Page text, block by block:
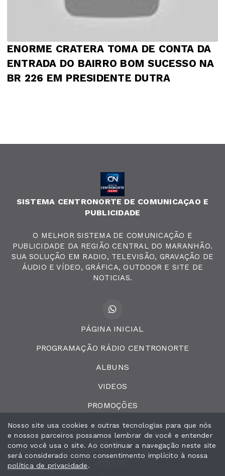
ENORME CRATERA TOMA DE CONTA DA
ENTRADA DO BAIRRO BOM SUCESSO NA
BR 226 EM PRESIDENTE DUTRA
SISTEMA CENTRONORTE DE COMUNICAÇAO E
PUBLICIDADE
O MELHOR SISTEMA DE COMUNICAÇÃO E
PUBLICIDADE DA REGIÃO CENTRAL DO MARANHÃO.
SUA SOLUÇÃO EM RADIO, TELEVISÃO, GRAVAÇÃO DE
ÁUDIO E VÍDEO, GRÁFICA, OUTDOOR E SITE DE
NOTICIAS.
PÁGINA INICIAL
PROGRAMAÇÃO RÁDIO CENTRONORTE
ALBUNS
VIDEOS
PROMOÇÕES
EVENTOS
RECADOS
Nosso site usa cookies e outras tecnologias para que nós
e nossos parceiros possamos lembrar de você e entender
como você usa o site. Ao continuar a navegação neste site
será considerado como consentimento implícito à nossa
política de privacidade.